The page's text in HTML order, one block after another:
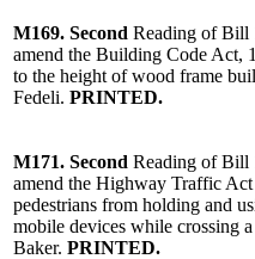
M169. Second Reading of Bill
amend the Building Code Act,
to the height of wood frame
Fedeli. PRINTED.
M171. Second Reading of Bill
amend the Highway Traffic
pedestrians from holding and
mobile devices while crossing
Baker. PRINTED.